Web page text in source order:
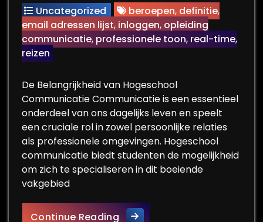
Uncategorized beroepen, definitie,
email adressen lijst, inloggen, opleiding
communicatie, professionele toon, real-time,
reizen
De Belangrijkheid van Hogeschool
Communicatie Communicatie is een essentieel
onderdeel van ons dagelijks leven en speelt
een cruciale rol in zowel persoonlijke relaties
als professionele omgevingen. Hogeschool
communicatie biedt studenten de mogelijkheid
om zich te specialiseren in dit boeiende
vakgebied
Continue ReadingHogeschool Communicatie: